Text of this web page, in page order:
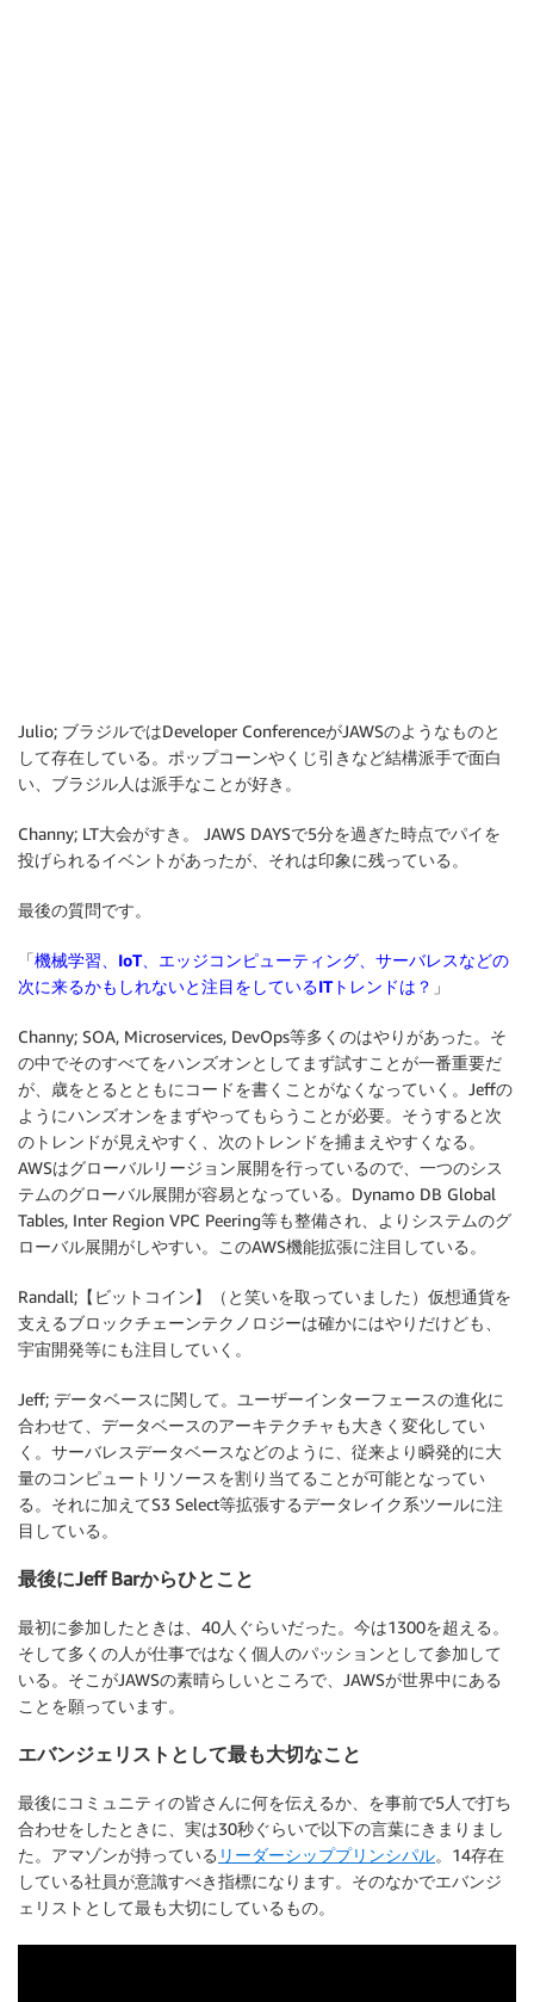
Julio; ブラジルではDeveloper ConferenceがJAWSのようなものと
して存在している。ポップコーンやくじ引きなど結構派手で面白
い、ブラジル人は派手なことが好き。
Channy; LT大会がすき。 JAWS DAYSで5分を過ぎた時点でパイを
投げられるイベントがあったが、それは印象に残っている。
最後の質問です。
「機械学習、IoT、エッジコンピューティング、サーバレスなどの
次に来るかもしれないと注目をしているITトレンドは？ 」
Channy; SOA, Microservices, DevOps等多くのはやりがあった。そ
の中でそのすべてをハンズオンとしてまず試すことが一番重要だ
が、歳をとるとともにコードを書くことがなくなっていく。Jeffの
ようにハンズオンをまずやってもらうことが必要。そうすると次
のトレンドが見えやすく、次のトレンドを捕まえやすくなる。
AWSはグローバルリージョン展開を行っているので、一つのシス
テムのグローバル展開が容易となっている。Dynamo DB Global
Tables, Inter Region VPC Peering等も整備され、よりシステムのグ
ローバル展開がしやすい。このAWS機能拡張に注目している。
Randall;【ビットコイン】（と笑いを取っていました）仮想通貨を
支えるブロックチェーンテクノロジーは確かにはやりだけども、
宇宙開発等にも注目していく。
Jeff; データベースに関して。ユーザーインターフェースの進化に
合わせて、データベースのアーキテクチャも大きく変化してい
く。サーバレスデータベースなどのように、従来より瞬発的に大
量のコンピュートリソースを割り当てることが可能となってい
る。それに加えてS3 Select等拡張するデータレイク系ツールに注
目している。
最後にJeff Barからひとこと
最初に参加したときは、40人ぐらいだった。今は1300を超える。
そして多くの人が仕事ではなく個人のパッションとして参加して
いる。そこがJAWSの素晴らしいところで、JAWSが世界中にある
ことを願っています。
エバンジェリストとして最も大切なこと
最後にコミュニティの皆さんに何を伝えるか、を事前で5人で打ち
合わせをしたときに、実は30秒ぐらいで以下の言葉にきまりまし
た。アマゾンが持っている リーダーシッププリンシパル。14存在
している社員が意識すべき指標になります。そのなかでエバンジ
ェリストとして最も大切にしているもの。